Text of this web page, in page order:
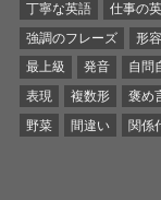
丁寧な英語
仕事の
強調のフレーズ
形
最上級
発音 自問
表現
複数形 褒め
野菜
間違い 関係